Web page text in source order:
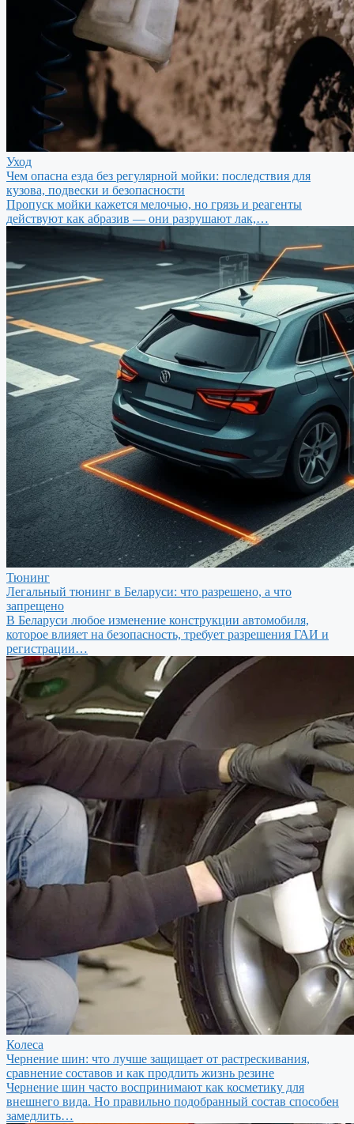
Уход
Чем опасна езда без регулярной мойки: последствия для
кузова, подвески и безопасности
Пропуск мойки кажется мелочью, но грязь и реагенты
действуют как абразив — они разрушают лак,…
Тюнинг
Легальный тюнинг в Беларуси: что разрешено, а что
запрещено
В Беларуси любое изменение конструкции автомобиля,
которое влияет на безопасность, требует разрешения ГАИ и
регистрации…
Колеса
Чернение шин: что лучше защищает от растрескивания,
сравнение составов и как продлить жизнь резине
Чернение шин часто воспринимают как косметику для
внешнего вида. Но правильно подобранный состав способен
замедлить…